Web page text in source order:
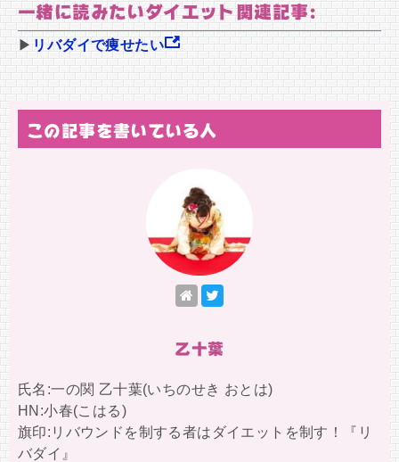
一緒に読みたいダイエット関連記事:
▶ リバダイで痩せたい
この記事を書いている人
乙十葉
氏名:一の関 乙十葉(いちのせき おとは)
HN:小春(こはる)
旗印:リバウンドを制する者はダイエットを制す！『リ
バダイ』